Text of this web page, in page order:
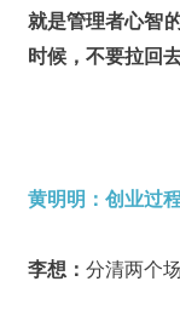
就是管理者心智
时候，不要拉回
黄明明：创业过
李想： 分清两个